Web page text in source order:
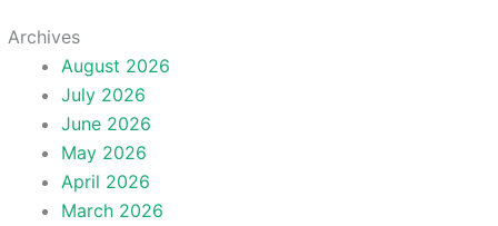
Archives
August 2026
July 2026
June 2026
May 2026
April 2026
March 2026